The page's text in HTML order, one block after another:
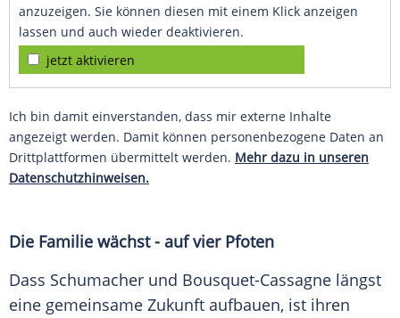
anzuzeigen. Sie können diesen mit einem Klick anzeigen
lassen und auch wieder deaktivieren.
jetzt aktivieren
Ich bin damit einverstanden, dass mir externe Inhalte
angezeigt werden. Damit können personenbezogene Daten an
Drittplattformen übermittelt werden. Mehr dazu in unseren
Datenschutzhinweisen.
Die Familie wächst - auf vier Pfoten
Dass Schumacher und Bousquet-Cassagne längst
eine gemeinsame Zukunft aufbauen, ist ihren